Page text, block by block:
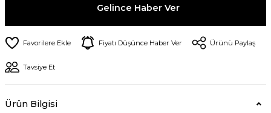
Gelince Haber Ver
Fiyatı Düşünce Haber Ver Ürünü Paylaş
Tavsiye Et
Ürün Bilgisi